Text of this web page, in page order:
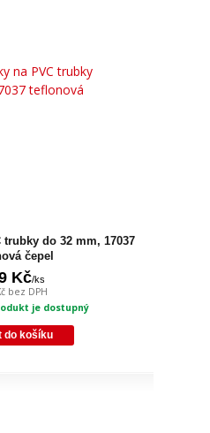
trubky do 32 mm, 17037
čepel
Kč/ks
bez DPH
je dostupný
do košíku